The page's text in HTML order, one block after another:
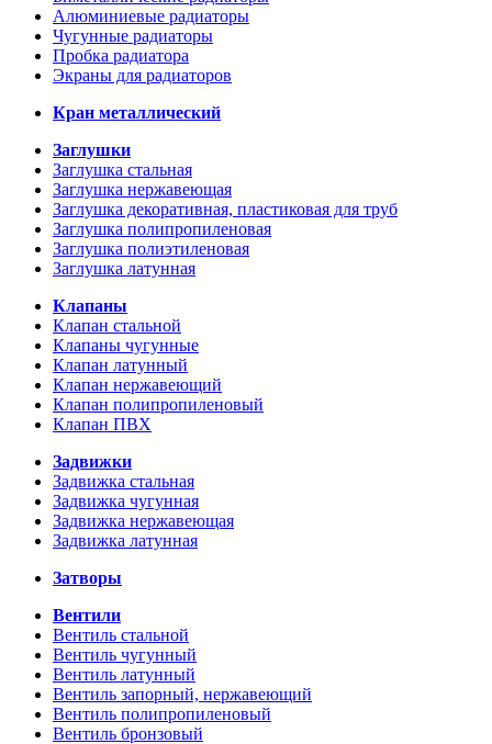
Алюминиевые радиаторы
Чугунные радиаторы
Пробка радиатора
Экраны для радиаторов
Кран металлический
Заглушки
Заглушка стальная
Заглушка нержавеющая
Заглушка декоративная, пластиковая для труб
Заглушка полипропиленовая
Заглушка полиэтиленовая
Заглушка латунная
Клапаны
Клапан стальной
Клапаны чугунные
Клапан латунный
Клапан нержавеющий
Клапан полипропиленовый
Клапан ПВХ
Задвижки
Задвижка стальная
Задвижка чугунная
Задвижка нержавеющая
Задвижка латунная
Затворы
Вентили
Вентиль стальной
Вентиль чугунный
Вентиль латунный
Вентиль запорный, нержавеющий
Вентиль полипропиленовый
Вентиль бронзовый